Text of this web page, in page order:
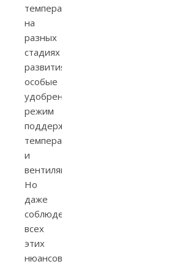
температура
на
разных
стадиях
развития,
особые
удобрения,
режим
поддержания
температуры
и
вентиляции.
Но
даже
соблюдение
всех
этих
нюансов